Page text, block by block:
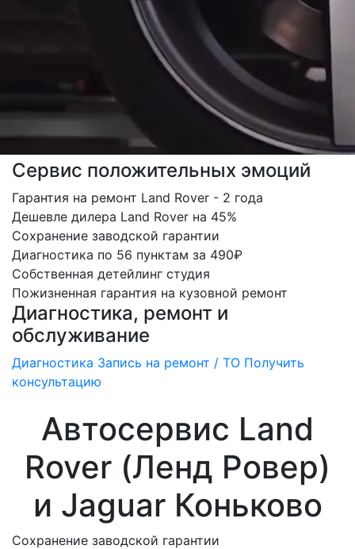
Сервис положительных эмоций
Гарантия на ремонт Land Rover - 2 года
Дешевле дилера Land Rover на 45%
Сохранение заводской гарантии
Диагностика по 56 пунктам за 490₽
Собственная детейлинг студия
Пожизненная гарантия на кузовной ремонт
Диагностика, ремонт и
обслуживание
Диагностика Запись на ремонт / ТО Получить
консультацию
Автосервис Land
Rover (Ленд Ровер)
и Jaguar Коньково
Сохранение заводской гарантии